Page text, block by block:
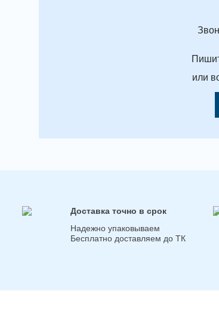
или
Доставка точно в срок
Надежно упаковываем
Бесплатно доставляем до ТК